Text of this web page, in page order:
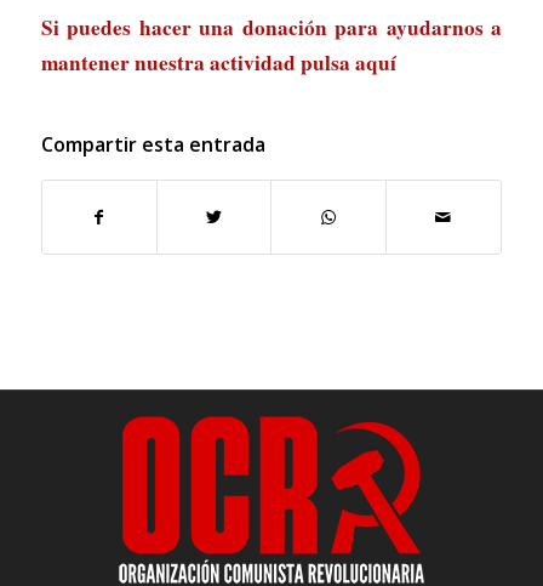
Si puedes hacer una donación para ayudarnos a
mantener nuestra actividad pulsa aquí
Compartir esta entrada